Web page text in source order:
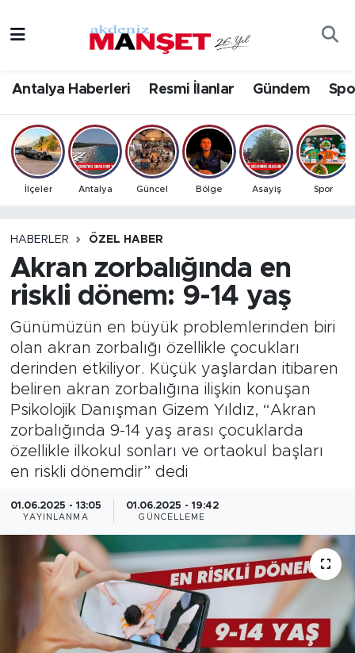
Antalya Haberleri Resmi İlanlar Gündem
İlçeler Antalya Güncel Bölge Asayiş Spor
HABERLER ÖZEL HABER
Akran zorbalığında en
riskli dönem: 9-14 yaş
Günümüzün en büyük problemlerinden biri
olan akran zorbalığı özellikle çocukları
derinden etkiliyor. Küçük yaşlardan itibaren
beliren akran zorbalığına ilişkin konuşan
Psikolojik Danışman Gizem Yıldız, “Akran
zorbalığında 9-14 yaş arası çocuklarda
özellikle ilkokul sonları ve ortaokul başları
en riskli dönemdir” dedi
01.06.2025 - 13:05
YAYINLANMA
01.06.2025 - 19:42
GÜNCELLEME
Bilim & Teknoloji
Eğitim
Ekonomi
Gündem
İlçeler
Kültür- Sanat
Magazin
Özel Haber
Politika
Resmi İlanlar
Sağlık
Spor
Turizm
Antalya Hava Durumu
Antalya Namaz Vakitleri
Antalya Trafik Yoğunluk Haritası
Tüm Manşetler
Son Dakika Haberleri
Haber Arşivi